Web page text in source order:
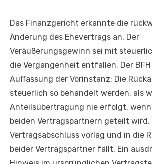
Das Finanzgericht erkannte die
Änderung des Ehevertrags an. Der
Veräußerungsgewinn sei mit
die Vergangenheit entfallen. Der
Auffassung der Vorinstanz: Die
steuerlich so behandelt werden, als
Anteilsübertragung nie erfolgt,
beiden Vertragspartnern geteilt wird,
Vertragsabschluss vorlag und in die
beider Vertragspartner fällt. Ein